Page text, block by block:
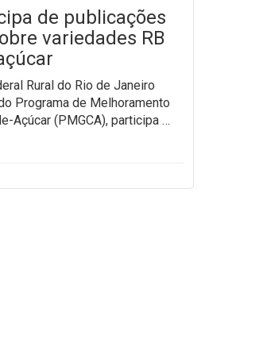
de publicações
variedades RB
Rural do Rio de Janeiro
Programa de Melhoramento
Açúcar (PMGCA), participa…